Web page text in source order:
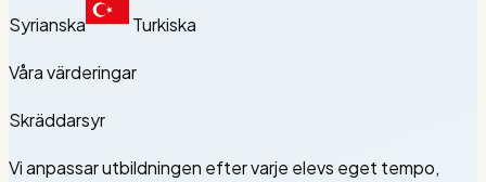
Syrianska Turkiska
Våra värderingar
Skräddarsyr
Vi anpassar utbildningen efter varje elevs eget tempo,